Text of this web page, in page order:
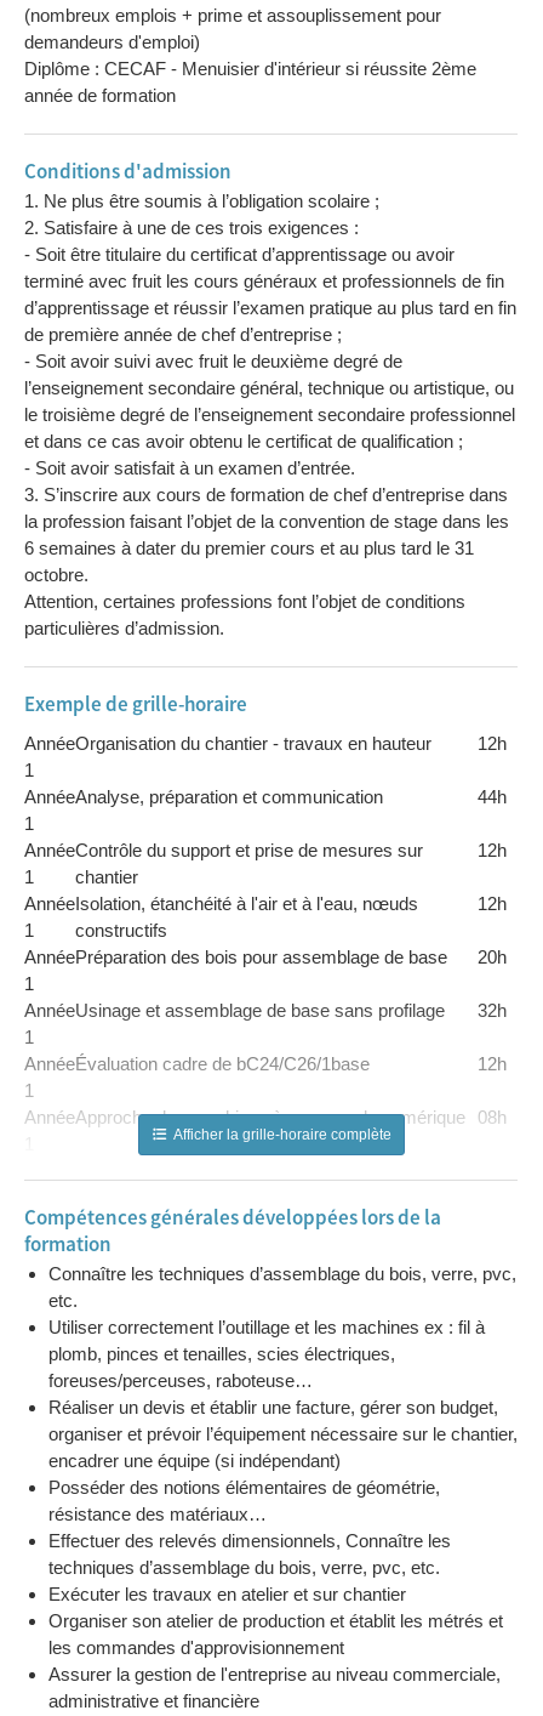
(nombreux emplois + prime et assouplissement pour
demandeurs d'emploi)
Diplôme : CECAF - Menuisier d'intérieur si réussite 2ème
année de formation
Conditions d'admission
1. Ne plus être soumis à l’obligation scolaire ;
2. Satisfaire à une de ces trois exigences :
- Soit être titulaire du certificat d’apprentissage ou avoir
terminé avec fruit les cours généraux et professionnels de fin
d’apprentissage et réussir l’examen pratique au plus tard en fin
de première année de chef d’entreprise ;
- Soit avoir suivi avec fruit le deuxième degré de
l’enseignement secondaire général, technique ou artistique, ou
le troisième degré de l’enseignement secondaire professionnel
et dans ce cas avoir obtenu le certificat de qualification ;
- Soit avoir satisfait à un examen d’entrée.
3. S’inscrire aux cours de formation de chef d’entreprise dans
la profession faisant l’objet de la convention de stage dans les
6 semaines à dater du premier cours et au plus tard le 31
octobre.
Attention, certaines professions font l’objet de conditions
particulières d’admission.
Exemple de grille-horaire
Année
1
Organisation du chantier - travaux en hauteur 12h
Année
1
Analyse, préparation et communication 44h
Année
1
Contrôle du support et prise de mesures sur
chantier
12h
Année
1
Isolation, étanchéité à l'air et à l'eau, nœuds
constructifs
12h
Année
1
Préparation des bois pour assemblage de base 20h
Année
1
Usinage et assemblage de base sans profilage 32h
Année
1
Évaluation cadre de bC24/C26/1base 12h
AnnéeApproche des machines à commande numérique 08h
Année
1
Parquetage -lambris
AnnéeFonds - plafonds - cloisons- gîtage 04h
AnnéeÉvaluation parements intérieurs 08h
Année
1
Quincaillerie pour menuiserie extérieur et pose
simple
AnnéeIsolation, étanchéité à l'air et à l'eau,nœuds
constructifs, pose de menuiserie extérieur
20h
AnnéeEsprit d'entreprendre et compétence
entrepreneuriale
AnnéeBIM, outils numériques et gestion de chantier
Année
2
Fonctionnement de l'entreprise de construction
Année
2
Suivi et examen VCA de base
AnnéeTechniques des escaliers balancés
Afficher la grille-horaire complète
Compétences générales développées lors de la
formation
Connaître les techniques d’assemblage du bois, verre, pvc,
etc.
Utiliser correctement l’outillage et les machines ex : fil à
plomb, pinces et tenailles, scies électriques,
foreuses/perceuses, raboteuse…
Réaliser un devis et établir une facture, gérer son budget,
organiser et prévoir l’équipement nécessaire sur le chantier,
encadrer une équipe (si indépendant)
Posséder des notions élémentaires de géométrie,
résistance des matériaux…
Effectuer des relevés dimensionnels, Connaître les
techniques d’assemblage du bois, verre, pvc, etc.
Exécuter les travaux en atelier et sur chantier
Organiser son atelier de production et établit les métrés et
les commandes d'approvisionnement
Assurer la gestion de l'entreprise au niveau commerciale,
administrative et financière